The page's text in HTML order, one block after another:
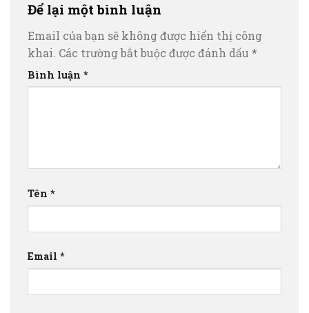
Để lại một bình luận
Email của bạn sẽ không được hiển thị công
khai. Các trường bắt buộc được đánh dấu *
Bình luận *
Tên *
Email *